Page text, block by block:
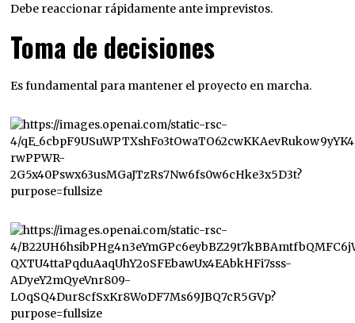
Debe reaccionar rápidamente ante imprevistos.
Toma de decisiones
Es fundamental para mantener el proyecto en marcha.